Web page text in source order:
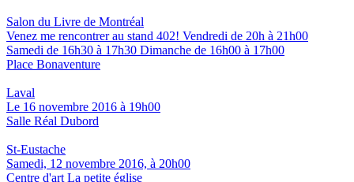
Salon du Livre de Montréal
Venez me rencontrer au stand 402! Vendredi de 20h à 21h00
Samedi de 16h30 à 17h30 Dimanche de 16h00 à 17h00
Place Bonaventure
Laval
Le 16 novembre 2016 à 19h00
Salle Réal Dubord
St-Eustache
Samedi, 12 novembre 2016, à 20h00
Centre d'art La petite église